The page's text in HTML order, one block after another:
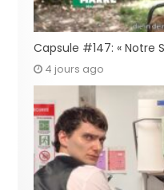
Capsule #147: « Notre
4 jours ago